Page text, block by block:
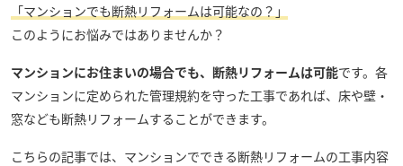
「マンションでも断熱リフォームは可能なの？」
このようにお悩みではありませんか？
マンションにお住まいの場合でも、断熱リフォームは可能です。各
マンションに定められた管理規約を守った工事であれば、床や壁・
窓なども断熱リフォームすることができます。
こちらの記事では、マンションでできる断熱リフォームの工事内容